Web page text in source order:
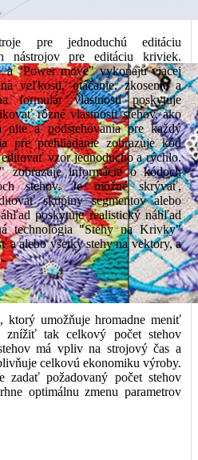
pre jednoduchú editáciu
nástrojov pre editáciu kriviek.
a "Power move" vykonajú viacej
veľkosti, otáčanie, zkosenie a
formulár vlastností poskytuje
rôzné vlastnosti stehov, ako
nite a podstehovania pre každý
pre prehliadanie zobrazuje kód
vzor jednoducho a rýchlo.
zobrazuje informácie o kódoch
stehov. Je možné skrývať,
skupiny segmentov alebo
poskytuje realistický náhľad
technológia "Stehy na Krivky"
a alebo všetky stehy na vektory, a
ktorý umožňuje hromadne meniť
znížiť tak celkový počet stehov
má vpliv na strojový čas a
celkovú ekonomiku výroby.
zadať požadovaný počet stehov
optimálnu zmenu parametrov